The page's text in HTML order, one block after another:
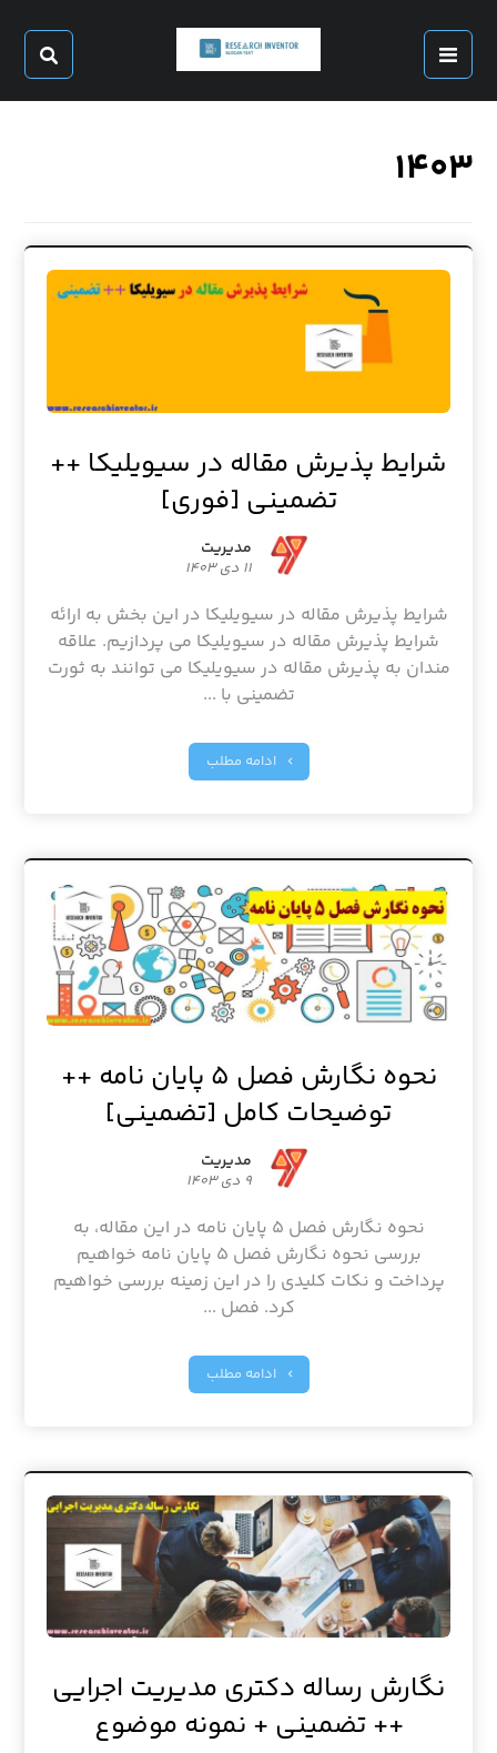
۱۴۰۳
شرایط پذیرش مقاله در سیویلیکا ++
تضمینی [فوری]
مدیریت
۱۱ دی ۱۴۰۳
شرایط پذیرش مقاله در سیویلیکا در این بخش به ارائه
شرایط پذیرش مقاله در سیویلیکا می پردازیم. علاقه
مندان به پذیرش مقاله در سیویلیکا می توانند به ثورت
تضمینی با ...
ادامه مطلب
نحوه نگارش فصل ۵ پایان نامه ++
توضیحات کامل [تضمینی]
مدیریت
۹ دی ۱۴۰۳
نحوه نگارش فصل ۵ پایان نامه در این مقاله، به
بررسی نحوه نگارش فصل ۵ پایان نامه خواهیم
پرداخت و نکات کلیدی را در این زمینه بررسی خواهیم
کرد. فصل ...
ادامه مطلب
نگارش رساله دکتری مدیریت اجرایی
++ تضمینی + نمونه موضوع